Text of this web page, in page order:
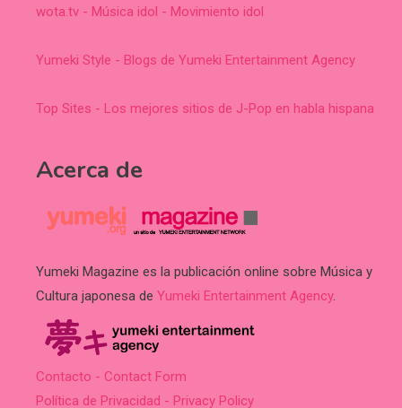
wota.tv - Música idol - Movimiento idol
Yumeki Style - Blogs de Yumeki Entertainment Agency
Top Sites - Los mejores sitios de J-Pop en habla hispana
Acerca de
Yumeki Magazine es la publicación online sobre Música y
Cultura japonesa de Yumeki Entertainment Agency.
Contacto - Contact Form
Política de Privacidad - Privacy Policy